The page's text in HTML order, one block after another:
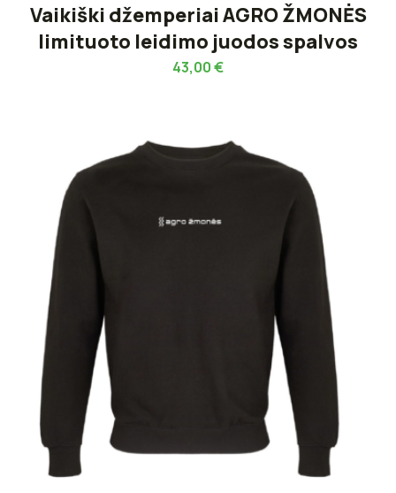
Vaikiški džemperiai AGRO ŽMONĖS
limituoto leidimo juodos spalvos
43,00€